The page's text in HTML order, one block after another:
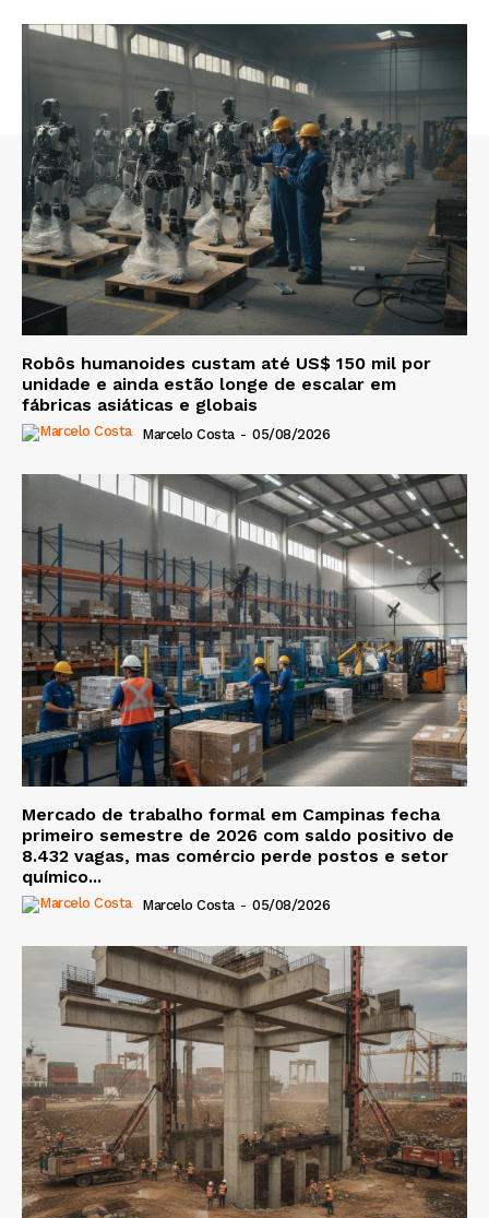
Robôs humanoides custam até US$ 150 mil por
unidade e ainda estão longe de escalar em
fábricas asiáticas e globais
Marcelo Costa - 05/08/2026
Mercado de trabalho formal em Campinas fecha
primeiro semestre de 2026 com saldo positivo de
8.432 vagas, mas comércio perde postos e setor
químico...
Marcelo Costa - 05/08/2026